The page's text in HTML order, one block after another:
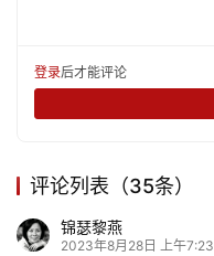
登录后才能评论
评论列表（35条）
锦瑟黎燕
2023年8月28日 上午7:23